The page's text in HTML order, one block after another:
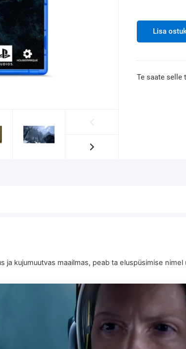
Lisa
Te saate selle
ja kujumuutvas maailmas, peab ta eluspüsimise